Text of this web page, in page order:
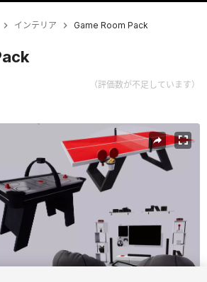
インテリア Game Room Pack
（評価数が不足しています）